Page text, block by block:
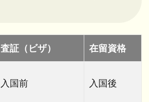
査証（ビザ） 在留資格
入国前 入国後